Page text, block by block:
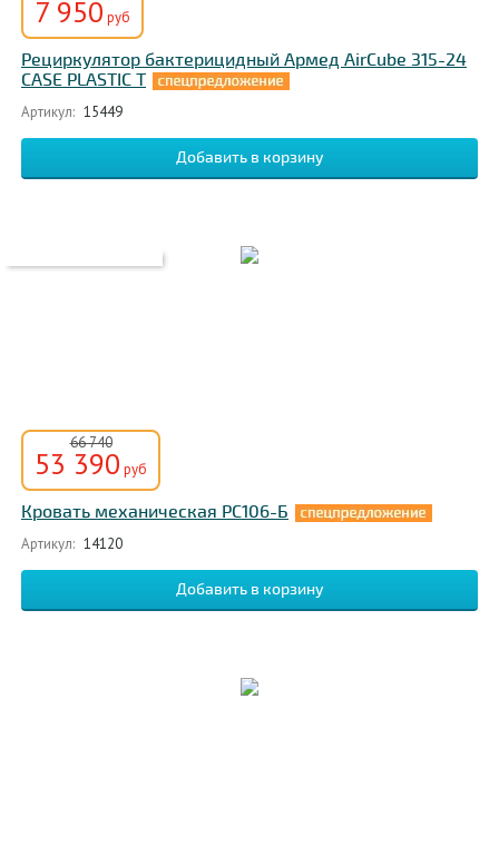
7 950 руб
Рециркулятор бактерицидный Армед AirCube 315-24
CASE PLASTIC T
Артикул: 15449
66 740
53 390 руб
Кровать механическая РС106-Б
Артикул: 14120